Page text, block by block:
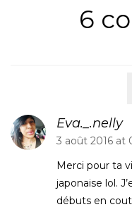
6
Eva._.nelly
3 août 2016 at
Merci pour ta
japonaise lol.
débuts en